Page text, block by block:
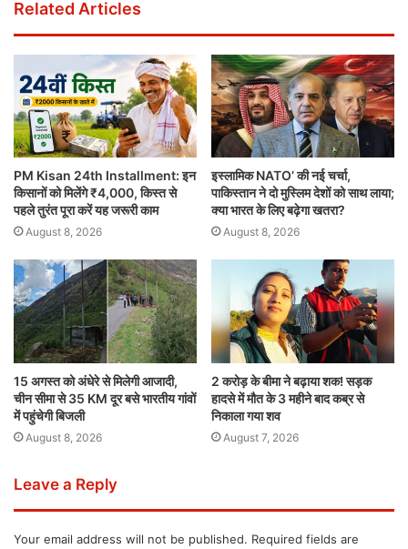
Related Articles
PM Kisan 24th Installment: इन
किसानों को मिलेंगे ₹4,000, किस्त से
पहले तुरंत पूरा करें यह जरूरी काम
August 8, 2026
इस्लामिक NATO’ की नई चर्चा,
पाकिस्तान ने दो मुस्लिम देशों को साथ लाया;
क्या भारत के लिए बढ़ेगा खतरा?
August 8, 2026
15 अगस्त को अंधेरे से मिलेगी आजादी,
चीन सीमा से 35 KM दूर बसे भारतीय गांवों
में पहुंचेगी बिजली
August 8, 2026
2 करोड़ के बीमा ने बढ़ाया शक! सड़क
हादसे में मौत के 3 महीने बाद कब्र से
निकाला गया शव
August 7, 2026
Leave a Reply
Your email address will not be published. Required fields are